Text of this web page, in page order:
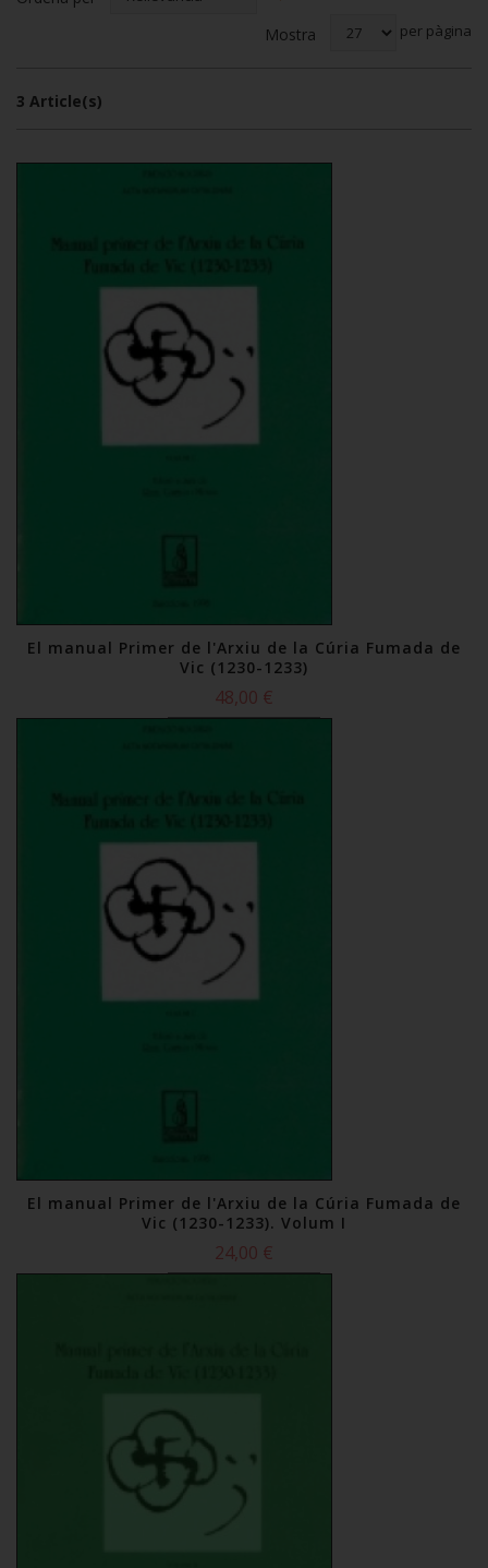
Mostra
per pàgina
3 Article(s)
El manual Primer de l'Arxiu de la Cúria Fumada de
Vic (1230-1233)
48,00 €
El manual Primer de l'Arxiu de la Cúria Fumada de
Vic (1230-1233). Volum I
24,00 €